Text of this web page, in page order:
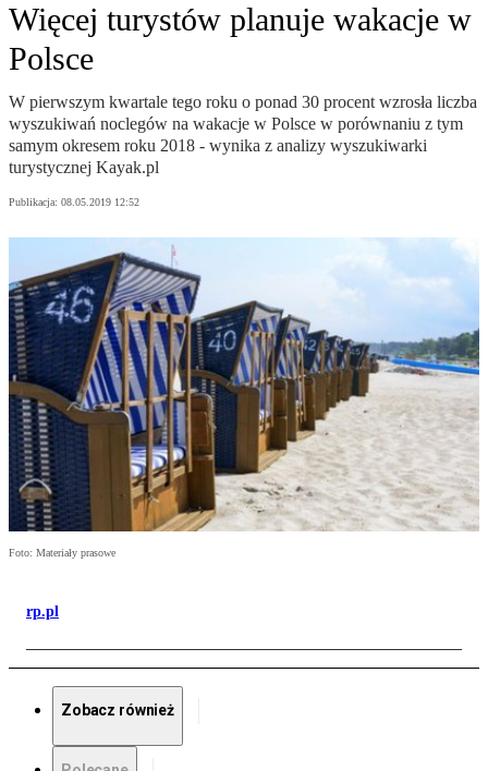
Więcej turystów planuje wakacje w
Polsce
W pierwszym kwartale tego roku o ponad 30 procent wzrosła liczba
wyszukiwań noclegów na wakacje w Polsce w porównaniu z tym
samym okresem roku 2018 - wynika z analizy wyszukiwarki
turystycznej Kayak.pl
Publikacja: 08.05.2019 12:52
Foto: Materiały prasowe
rp.pl
Zobacz również